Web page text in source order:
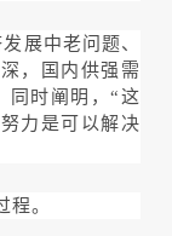
展中老问题、
，国内供强需
同时阐明，“这
力是可以解决
。